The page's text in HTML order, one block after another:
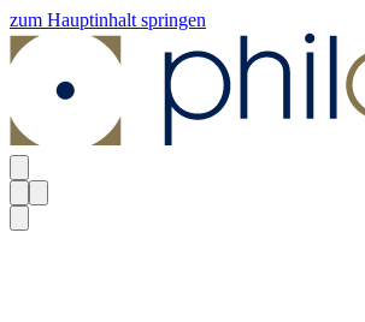
zum Hauptinhalt springen